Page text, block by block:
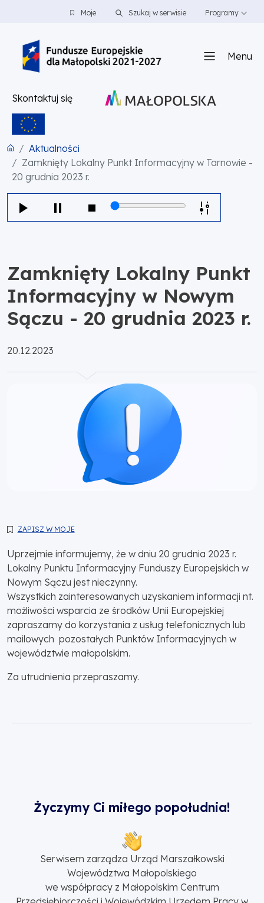
PRZEJDŹ DO TREŚCI
PRZEJDŹ DO MENUMoje Szukaj w serwisie Programy
Menu
Skontaktuj się
Aktualności
Zamknięty Lokalny Punkt Informacyjny w Tarnowie -
20 grudnia 2023 r.
Zamknięty Lokalny Punkt
Informacyjny w Nowym
Sączu - 20 grudnia 2023 r.
Opublikowano:
20.12.2023
ZAPISZ W MOJE
Uprzejmie informujemy, że w dniu 20 grudnia 2023 r.
Lokalny Punktu Informacyjny Funduszy Europejskich w
Nowym Sączu jest nieczynny.
Wszystkich zainteresowanych uzyskaniem informacji nt.
możliwości wsparcia ze środków Unii Europejskiej
zapraszamy do korzystania z usług telefonicznych lub
mailowych pozostałych Punktów Informacyjnych w
województwie małopolskim.
Za utrudnienia przepraszamy.
Życzymy Ci miłego popołudnia!
Serwisem zarządza Urząd Marszałkowski
Województwa Małopolskiego
we współpracy z Małopolskim Centrum